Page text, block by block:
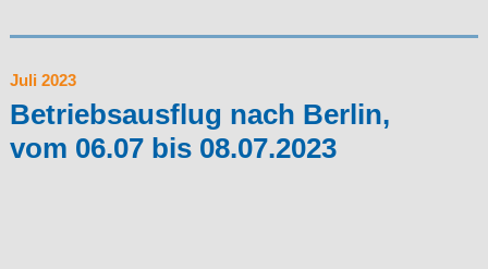
Juli 2023
Betriebsausflug nach Berlin,
vom 06.07 bis 08.07.2023